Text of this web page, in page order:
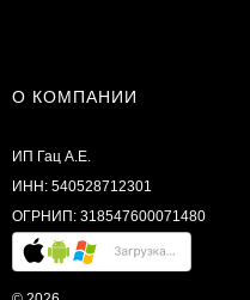
О КОМПАНИИ
ИП Гац А.Е.
ИНН: 540528712301
ОГРНИП: 318547600071480